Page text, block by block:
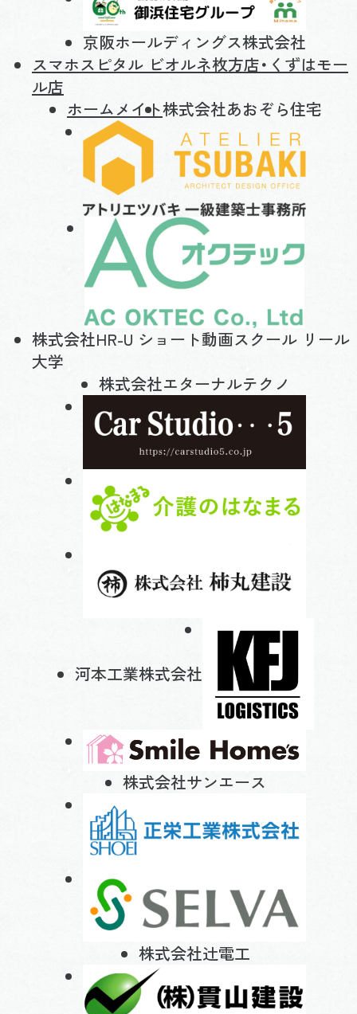
京阪ホールディングス株式会社
スマホスピタル ビオルネ枚方店・くずはモー
ル店
ホームメイト株式会社あおぞら住宅
株式会社HR-U ショート動画スクール リール
大学
株式会社エターナルテクノ
河本工業株式会社
株式会社サンエース
株式会社辻電工